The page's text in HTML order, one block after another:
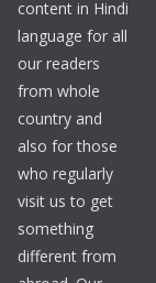
content in Hindi
language for all
our readers
from whole
country and
also for those
who regularly
visit us to get
something
different from